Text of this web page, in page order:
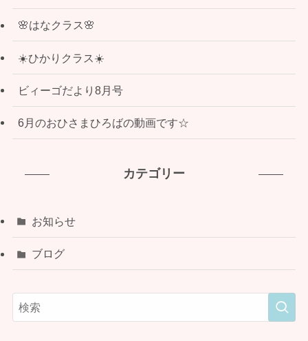
🌸はなクラス🌸
☀️ひかりクラス☀️
ビィーゴだより8月号
6月のおひさまひろばの動画です☆
カテゴリー
お知らせ
ブログ